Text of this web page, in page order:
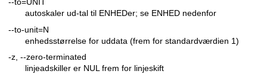
--to=UNIT
autoskaler ud-tal til ENHEDer; se ENHED nedenfor
--to-unit=N
enhedsstørrelse for uddata (frem for standardværdien 1)
-z, --zero-terminated
linjeadskiller er NUL frem for linjeskift